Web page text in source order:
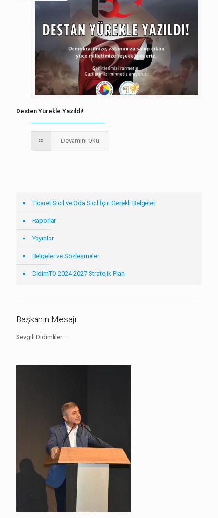
Desten Yürekle Yazıldı!
Devamını Oku
Ticaret Sicil ve Oda Sicil İçin Gerekli Belgeler
Raporlar
Yayınlar
Belgeler ve Sözleşmeler
DidimTO 2024-2027 Stratejik Plan
Başkanın Mesajı
Sevgili Didimliler….